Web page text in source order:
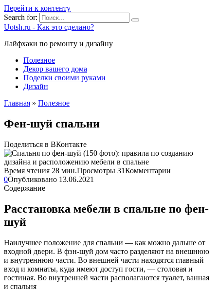
Перейти к контенту
Search for:
Uotsh.ru - Как это сделано?
Лайфхаки по ремонту и дизайну
Полезное
Декор вашего дома
Поделки своими руками
Дизайн
Главная » Полезное
Фен-шуй спальни
Поделиться в ВКонтакте
Время чтения 28 мин.Просмотры 31Комментарии
0Опубликовано 13.06.2021
Содержание
Расстановка мебели в спальне по фен-
шуй
Наилучшее положение для спальни — как можно дальше от
входной двери. В фэн-шуй дом часто разделяют на внешнюю
и внутреннюю части. Во внешней части находятся главный
вход и комнаты, куда имеют доступ гости, — столовая и
гостиная. Во внутренней части располагаются туалет, ванная
и спальня